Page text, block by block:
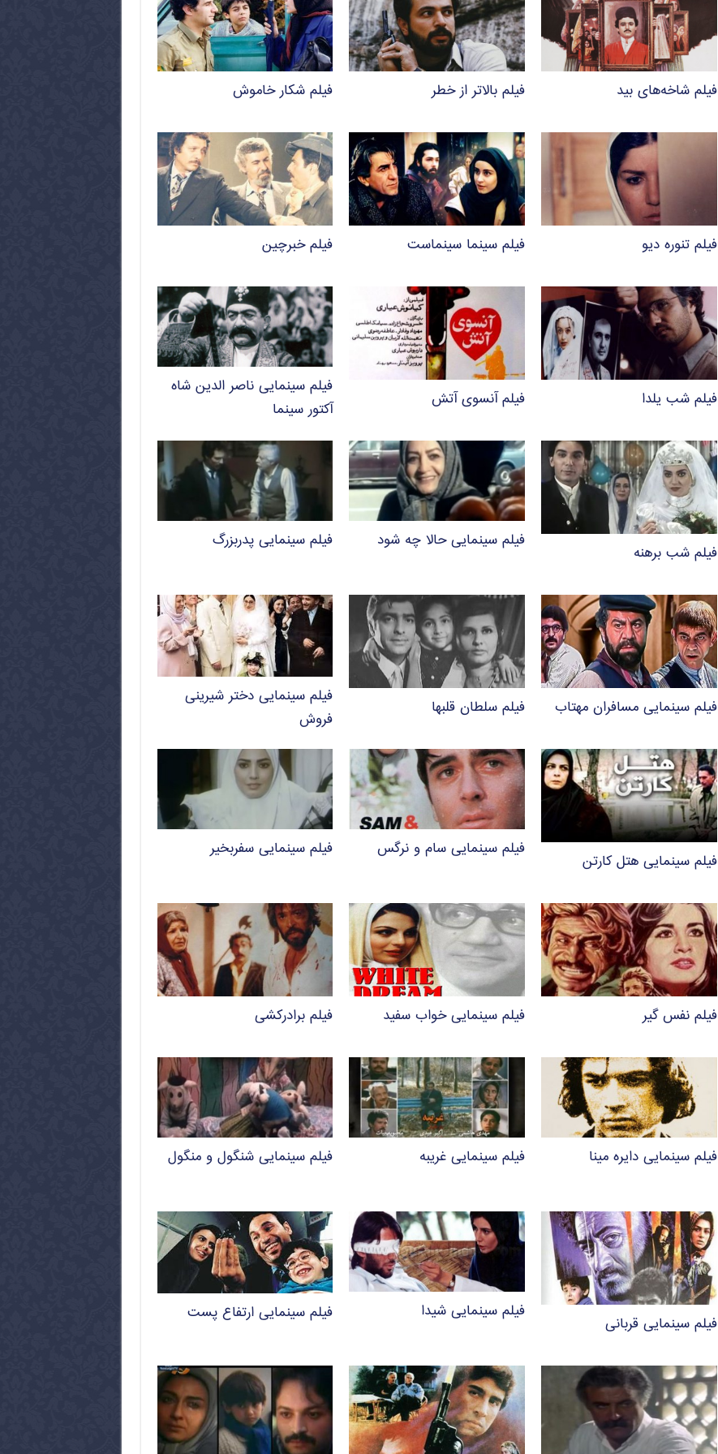
فیلم شاخه‌های بید فیلم بالاتر از خطر فیلم شکار خاموش
فیلم تنوره دیو فیلم سینما سینماست فیلم خبرچین
فیلم شب یلدا فیلم آنسوی آتش
فیلم سینمایی ناصر الدین شاه
آکتور سینما
فیلم شب برهنه
فیلم سینمایی حالا چه شود فیلم سینمایی پدربزرگ
فیلم سینمایی مسافران مهتاب فیلم سلطان قلبها
فیلم سینمایی دختر شیرینی
فروش
فیلم سینمایی هتل کارتن
فیلم سینمایی سام و نرگس فیلم سینمایی سفربخیر
فیلم نفس گیر فیلم سینمایی خواب سفید فیلم برادرکشی
فیلم سینمایی دایره مینا فیلم سینمایی غریبه فیلم سینمایی شنگول و منگول
فیلم سینمایی قربانی
فیلم سینمایی شیدا فیلم سینمایی ارتفاع پست